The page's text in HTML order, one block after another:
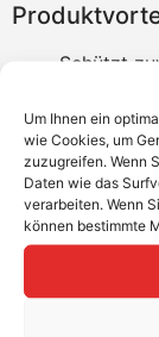
Um Ihnen ein
wie Cookies, um
zuzugreifen. Wenn
Daten wie das
verarbeiten. Wenn
können bestimmte
Schützt
einen
Ideal für
Schnell
Klemmen
Visuelle
sorgt für